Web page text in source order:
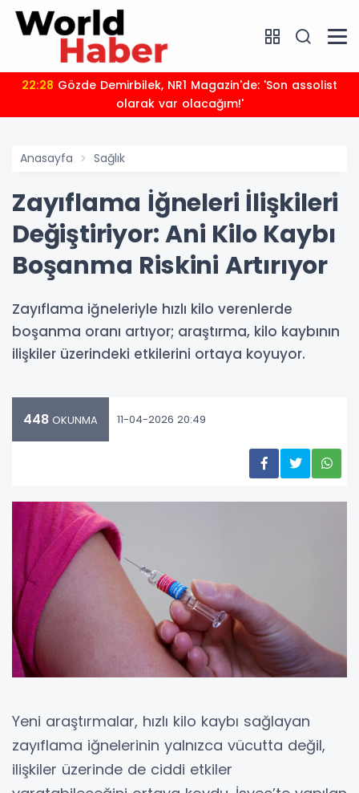
22:28
olarak var olacağım!'
Anasayfa Sağlık
Zayıflama İğneleri İlişkileri
Değiştiriyor: Ani Kilo Kaybı
Boşanma Riskini Artırıyor
Zayıflama iğneleriyle hızlı kilo verenlerde
boşanma oranı artıyor; araştırma, kilo kaybının
ilişkiler üzerindeki etkilerini ortaya koyuyor.
448 OKUNMA 11-04-2026 20:49
Yeni araştırmalar, hızlı kilo kaybı sağlayan
zayıflama iğnelerinin yalnızca vücutta değil,
ilişkiler üzerinde de ciddi etkiler